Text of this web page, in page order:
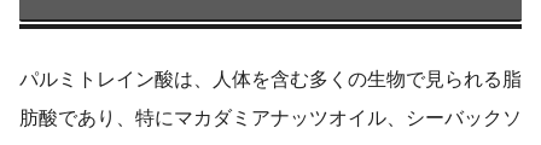
パルミトレイン酸は、人体を含む多くの生物で見られる脂
肪酸であり、特にマカダミアナッツオイル、シーバックソ